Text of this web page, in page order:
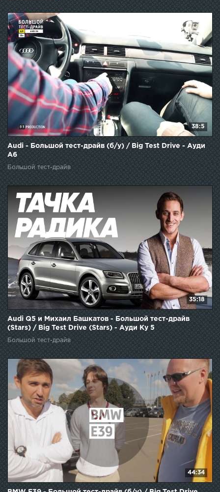
38:5
Audi - Большой тест-драйв (б/у) / Big Test Drive - Ауди
А6
Большой тест-драйв
35:18
Audi Q5 и Михаил Башкатов - Большой тест-драйв
(Stars) / Big Test Drive (Stars) - Ауди Ку 5
Большой тест-драйв
44:34